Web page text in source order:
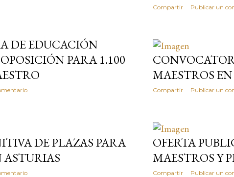
Compartir Publicar un
DE EDUCACIÓN
PARA 1.100
MAESTROS
Compartir Publicar un
DE PLAZAS PARA
ASTURIAS
OFERTA
MAESTROS Y
Compartir Publicar un